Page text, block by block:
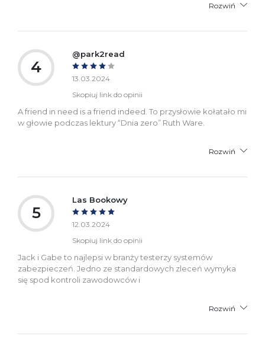
Rozwiń
4
@park2read
13.03.2024
Skopiuj link do opinii
A friend in need is a friend indeed. To przysłowie kołatało mi
w głowie podczas lektury “Dnia zero” Ruth Ware.
Rozwiń
5
Las Bookowy
12.03.2024
Skopiuj link do opinii
Jack i Gabe to najlepsi w branży testerzy systemów
zabezpieczeń. Jedno ze standardowych zleceń wymyka
się spod kontroli zawodowców i
Rozwiń